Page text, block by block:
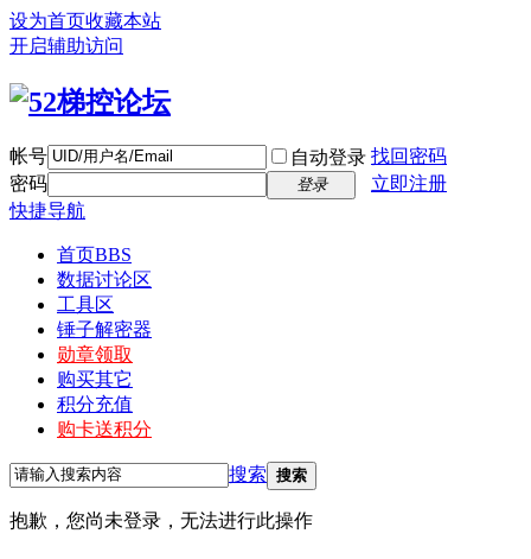
设为首页收藏本站
开启辅助访问
帐号 自动登录 找回密码
密码
登录
立即注册
快捷导航
首页BBS
数据讨论区
工具区
锤子解密器
勋章领取
购买其它
积分充值
购卡送积分
搜索 搜索
抱歉，您尚未登录，无法进行此操作